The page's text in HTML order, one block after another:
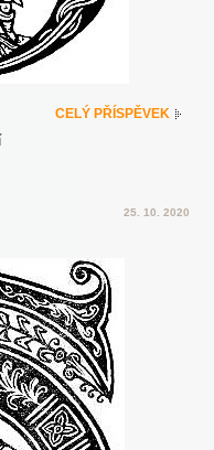
CELÝ PŘÍSPĚVEK
25. 10. 2020